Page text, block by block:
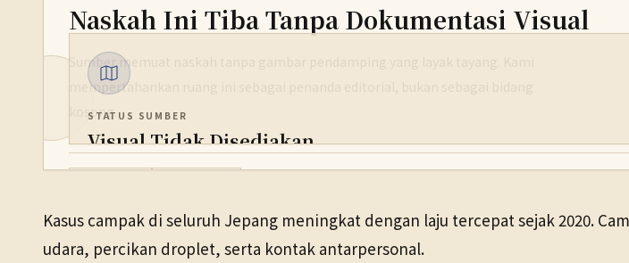
Naskah Ini Tiba Tanpa Dokumentasi Visual
Sumber memuat naskah tanpa gambar pendamping yang layak tayang. Kami
mempertahankan ruang ini sebagai penanda editorial, bukan sebagai bidang
kosong.
STATUS SUMBER
Visual Tidak Disediakan
TANGGAL SUMBER
7 Apr 2026
Kasus campak di seluruh Jepang meningkat dengan laju tercepat sejak 2020.
udara, percikan droplet, serta kontak antarpersonal.